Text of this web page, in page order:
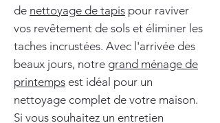
de nettoyage de tapis pour raviver
vos revêtement de sols et éliminer les
taches incrustées. Avec l'arrivée des
beaux jours, notre grand ménage de
printemps est idéal pour un
nettoyage complet de votre maison.
Si vous souhaitez un entretien